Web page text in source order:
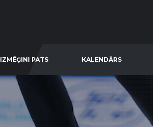
IZMĒĢINI PATS KALENDĀRS